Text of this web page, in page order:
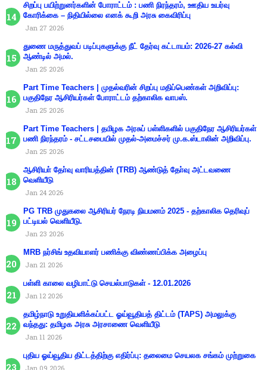
சிறப்பு பயிற்றுனர்களின் போராட்டம் : பணி நிரந்தரம், ஊதிய உயர்வு
கோரிக்கை – நிதியில்லை எனக் கூறி அரசு கைவிரிப்பு
Jan 27 2026
துணை மருத்துவப் படிப்புகளுக்கு நீட் தேர்வு கட்டாயம்: 2026-27 கல்வி
ஆண்டில் அமல்.
Jan 25 2026
Part Time Teachers | முதல்வரின் சிறப்பு மதிப்பெண்கள் அறிவிப்பு:
பகுதிநேர ஆசிரியர்கள் போராட்டம் தற்காலிக வாபஸ்.
Jan 25 2026
Part Time Teachers | தமிழக அரசுப் பள்ளிகளில் பகுதிநேர ஆசிரியர்கள்
பணி நிரந்தரம் - சட்டசபையில் முதல்-அமைச்சர் மு.க.ஸ்டாலின் அறிவிப்பு.
Jan 25 2026
ஆசிரியா் தோ்வு வாரியத்தின் (TRB) ஆண்டுத் தோ்வு அட்டவணை
வெளியீடு
Jan 24 2026
PG TRB முதுகலை ஆசிரியர் நேரடி நியமனம் 2025 - தற்காலிக தெரிவுப்
பட்டியல் வெளியீடு.
Jan 23 2026
MRB நர்சிங் உதவியாளர் பணிக்கு விண்ணப்பிக்க அழைப்பு
Jan 21 2026
பள்ளி காலை வழிபாட்டு செயல்பாடுகள் - 12.01.2026
Jan 12 2026
தமிழ்நாடு உறுதியளிக்கப்பட்ட ஓய்வூதியத் திட்டம் (TAPS) அமலுக்கு
வந்தது: தமிழக அரசு அரசாணை வெளியீடு
Jan 11 2026
புதிய ஓய்வூதிய திட்டத்திற்கு எதிர்ப்பு: தலைமை செயலக சங்கம் முற்றுகை
Jan 09 2026